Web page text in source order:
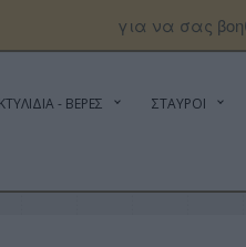
για να σας
- ΒΕΡΕΣ ΣΤΑΥΡΟΙ